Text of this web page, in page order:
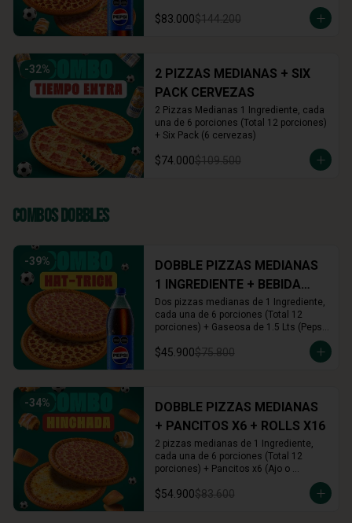
+ Arequipe o Cinnamon Rolls (16 und.)
$83.000$144.200
-32%
2 PIZZAS MEDIANAS + SIX
PACK CERVEZAS
2 Pizzas Medianas 1 Ingrediente, cada
una de 6 porciones (Total 12 porciones)
+ Six Pack (6 cervezas)
$74.000$109.500
Combos Dobbles
-39%
DOBBLE PIZZAS MEDIANAS
1 INGREDIENTE + BEBIDA
1.5L
Dos pizzas medianas de 1 Ingrediente,
cada una de 6 porciones (Total 12
porciones) + Gaseosa de 1.5 Lts (Pepsi,
$45.900$75.800
-34%
DOBBLE PIZZAS MEDIANAS
+ PANCITOS X6 + ROLLS X16
2 pizzas medianas de 1 Ingrediente,
cada una de 6 porciones (Total 12
porciones) + Pancitos x6 (Ajo o
Arequipe)
$54.900$83.600